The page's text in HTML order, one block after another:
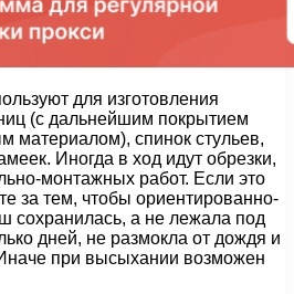
для изготовления
(с дальнейшим покрытием
материалом), спинок стульев,
Иногда в ход идут обрезки,
монтажных работ. Если это
за тем, чтобы ориентированно-
сохранилась, а не лежала под
дней, не размокла от дождя и
при высыхании возможен